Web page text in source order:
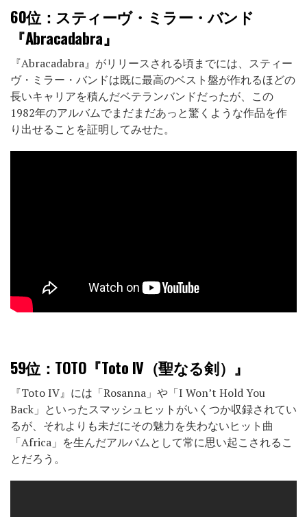
60位 ：スティーヴ・ミラー・バンド
『Abracadabra』
『Abracadabra』がリリースされる頃までには、スティー
ヴ・ミラー・バンドは既に最高のベスト盤が作れるほどの
長いキャリアを積んだベテランバンドだったが、この
1982年のアルバムでまだまだあっと驚くような作品を作
り出せることを証明してみせた。
59位 ：TOTO『Toto IV（聖なる剣）』
『Toto IV』には「Rosanna」や「I Won’t Hold You
Back」といったスマッシュヒットがいくつか収録されてい
るが、それよりも未だにその魅力を失わないヒット曲
「Africa」を生んだアルバムとして常に思い起こされるこ
とだろう。